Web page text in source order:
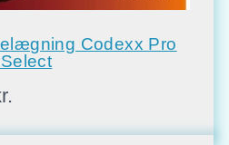
Codexx Pro